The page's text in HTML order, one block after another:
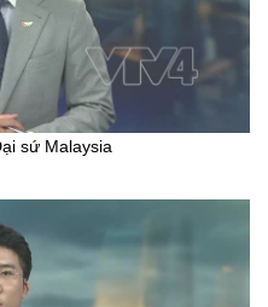
sứ Malaysia